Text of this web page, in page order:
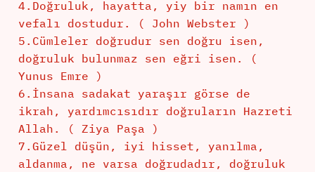
4.Doğruluk, hayatta, yiy bir namın en
vefalı dostudur. ( John Webster )
5.Cümleler doğrudur sen doğru isen,
doğruluk bulunmaz sen eğri isen. (
Yunus Emre )
6.İnsana sadakat yaraşır görse de
ikrah, yardımcısıdır doğruların Hazreti
Allah. ( Ziya Paşa )
7.Güzel düşün, iyi hisset, yanılma,
aldanma, ne varsa doğrudadır, doğruluk